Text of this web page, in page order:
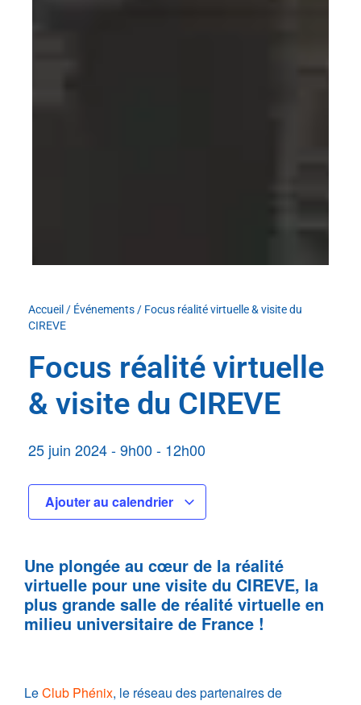
Accueil / Événements/ Focus réalité virtuelle & visite du
CIREVE
Focus réalité virtuelle
& visite du CIREVE
25 juin 2024-9h00- 12h00
Ajouter au calendrier
Une plongée au cœur de la réalité
virtuelle pour une visite du CIREVE, la
plus grande salle de réalité virtuelle en
milieu universitaire de France !
LeClub Phénix, le réseau des partenaires de